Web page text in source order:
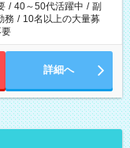
/ 40～50代活躍中 / 副
務 / 10名以上の大量募
詳細へ